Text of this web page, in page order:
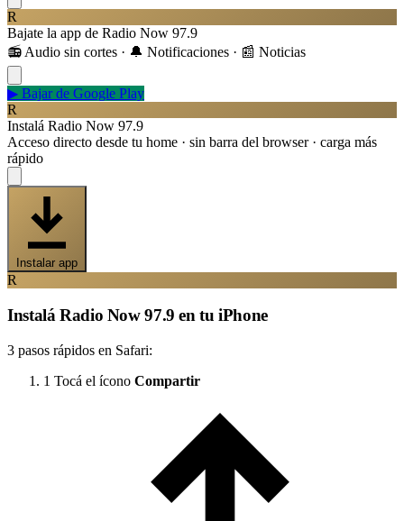
R
Bajate la app de Radio Now 97.9
📻 Audio sin cortes · 🔔 Notificaciones · 📰 Noticias
▶ Bajar de Google Play
R
Instalá Radio Now 97.9
Acceso directo desde tu home · sin barra del browser · carga más
rápido
Instalar app
R
Instalá Radio Now 97.9 en tu iPhone
3 pasos rápidos en Safari:
1 Tocá el ícono Compartir